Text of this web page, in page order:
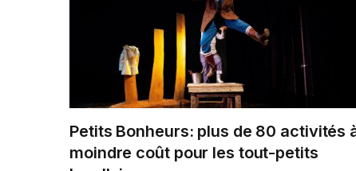
Petits Bonheurs: plus de 80 activités
moindre coût pour les tout-petits